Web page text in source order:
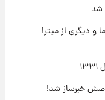
شد
و دیگری از میترا
خبرساز شد!